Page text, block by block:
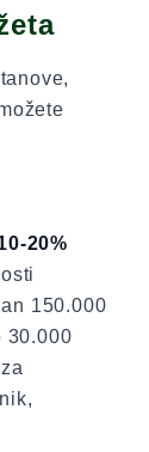
20%
150.000
30.000